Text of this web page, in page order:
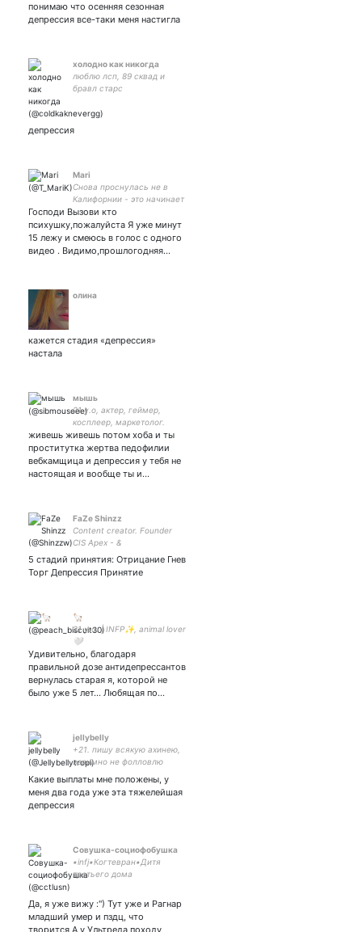
понимаю что осенняя сезонная
депрессия все-таки меня настигла
холодно как никогда
люблю лсп, 89 сквад и
бравл старс
депрессия
Mari
Снова проснулась не в
Калифорнии - это начинает
утомлять.
Господи Вызови кто
психушку,пожалуйста Я уже минут
15 лежу и смеюсь в голос с одного
видео . Видимо,прошлогодняя…
олина
кажется стадия «депрессия»
настала
мышь
21 y.o, актер, геймер,
косплеер, маркетолог.
творческое хуйло.
живешь живешь потом хоба и ты
проститутка жертва педофилии
вебкамщица и депрессия у тебя не
настоящая и вообще ты и…
FaZe Shinzz
Content creator. Founder
CIS Apex - &
5 стадий принятия: Отрицание Гнев
Торг Депрессия Принятие
🦙
21 y.o. | INFP✨, animal lover
🤍
Удивительно, благодаря
правильной дозе антидепрессантов
вернулась старая я, которой не
было уже 5 лет... Любящая по…
jellybelly
+21. пишу всякую ахинею,
взаимно не фолловлю
Какие выплаты мне положены, у
меня два года уже эта тяжелейшая
депрессия
Совушка-cоциофобушка
▪︎infj▪︎Когтевран▪︎Дитя
третьего дома
в своём уме ▪︎Астрономия и
книги #HP #tolkin #кр #spn
#marvel #sherlock #anime
Да, я уже вижу :") Тут уже и Рагнар
младший умер и пздц, что
творится А у Ультреда походу